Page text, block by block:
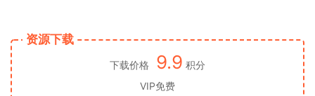
资源下载
下载价格 9.9 积分
VIP免费